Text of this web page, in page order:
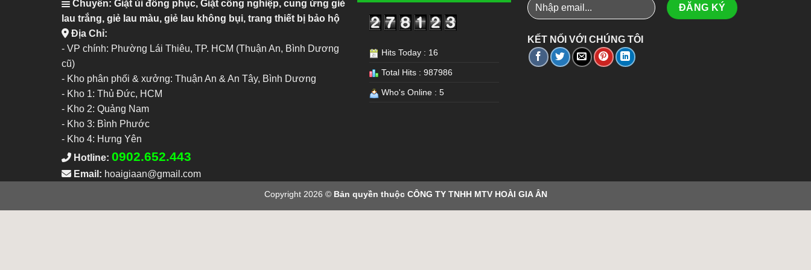
Chuyên: Giặt ủi đồng phục, Giặt công nghiệp, cung ứng giẻ
lau trắng, giẻ lau màu, giẻ lau không bụi, trang thiết bị bảo hộ
Địa Chỉ:
- VP chính: Phường Lái Thiêu, TP. HCM (Thuận An, Bình Dương
cũ)
- Kho phân phối & xưởng: Thuận An & An Tây, Bình Dương
- Kho 1: Thủ Đức, HCM
- Kho 2: Quảng Nam
- Kho 3: Bình Phước
- Kho 4: Hưng Yên
Hotline: 0902.652.443
Email: hoaigiaan@gmail.com
Hits Today : 16
Total Hits : 987986
Who's Online : 5
KẾT NỐI VỚI CHÚNG TÔI
Copyright 2026 © Bản quyền thuộc CÔNG TY TNHH MTV HOÀI GIA ÂN